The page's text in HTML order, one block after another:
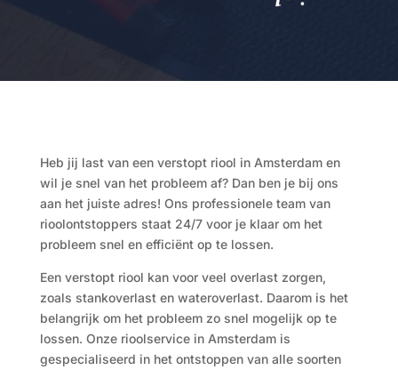
Heb jij last van een verstopt riool in Amsterdam en
wil je snel van het probleem af? Dan ben je bij ons
aan het juiste adres! Ons professionele team van
rioolontstoppers staat 24/7 voor je klaar om het
probleem snel en efficiënt op te lossen.
Een verstopt riool kan voor veel overlast zorgen,
zoals stankoverlast en wateroverlast. Daarom is het
belangrijk om het probleem zo snel mogelijk op te
lossen. Onze rioolservice in Amsterdam is
gespecialiseerd in het ontstoppen van alle soorten